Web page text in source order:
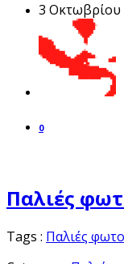
3 Οκτωβρίου
0
Παλιές
Tags : Παλιές